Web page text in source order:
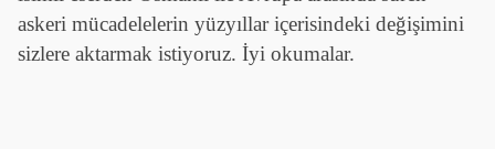
askeri mücadelelerin yüzyıllar içerisindeki değişimini
sizlere aktarmak istiyoruz. İyi okumalar.